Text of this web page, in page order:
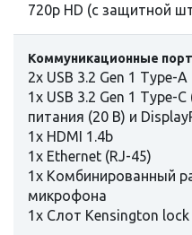
720p HD (с защитной
Коммуникационные
2x USB 3.2 Gen 1 Type-A
1x USB 3.2 Gen 1 Type-
питания (20 В) и
1x HDMI 1.4b
1x Ethernet (RJ-45)
1x Комбинированный
микрофона
1х Слот Kensington lock